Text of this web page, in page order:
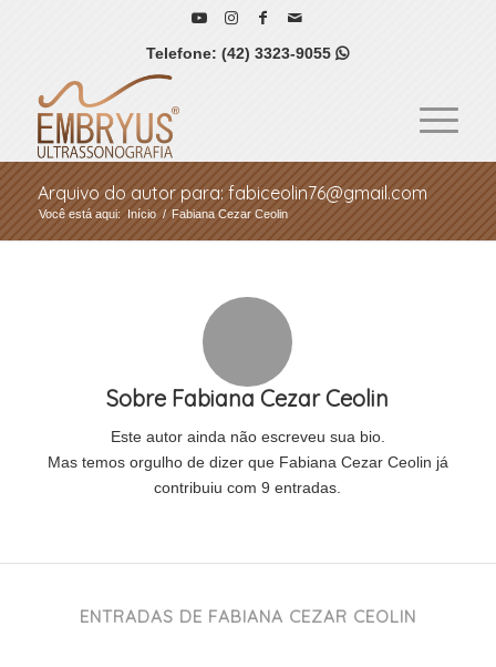
Telefone:(42) 3323-9055
Arquivo do autor para: fabiceolin76@gmail.com
Você está aqui: Início / Fabiana Cezar Ceolin
Sobre Fabiana Cezar Ceolin
Este autor ainda não escreveu sua bio.
Mas temos orgulho de dizer que Fabiana Cezar Ceolin já
contribuiu com 9 entradas.
ENTRADAS DE FABIANA CEZAR CEOLIN